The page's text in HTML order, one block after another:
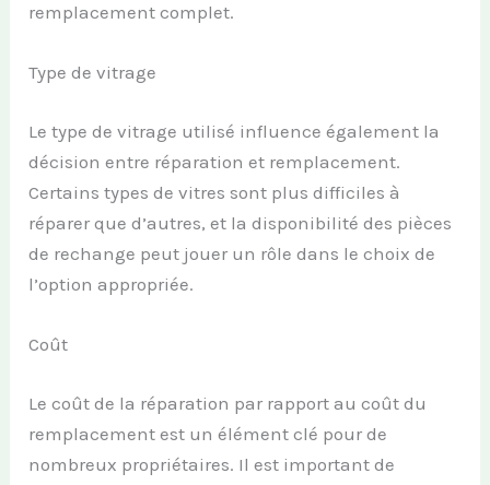
remplacement complet.
Type de vitrage
Le type de vitrage utilisé influence également la
décision entre réparation et remplacement.
Certains types de vitres sont plus difficiles à
réparer que d’autres, et la disponibilité des pièces
de rechange peut jouer un rôle dans le choix de
l’option appropriée.
Coût
Le coût de la réparation par rapport au coût du
remplacement est un élément clé pour de
nombreux propriétaires. Il est important de